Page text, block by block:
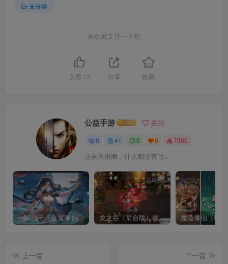
未分类
喜欢就支持一下吧
点赞 13 分享 收藏
公益手游 关注
0 41 0 6 7360
这家伙很懒，什么都没有写...
一骑当千（金屋版）（请勿传播宣传谢谢了，有点儿违禁） 龙之谷（后台版）福利超多 魔道修仙（砍
上一篇
下一篇